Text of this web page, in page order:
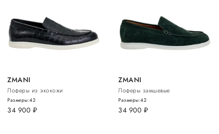
ZMANI
Лоферы из экокожи
34 900 руб.
Размеры:42
ZMANI
Лоферы замшевые
34 900 руб.
Размеры:42